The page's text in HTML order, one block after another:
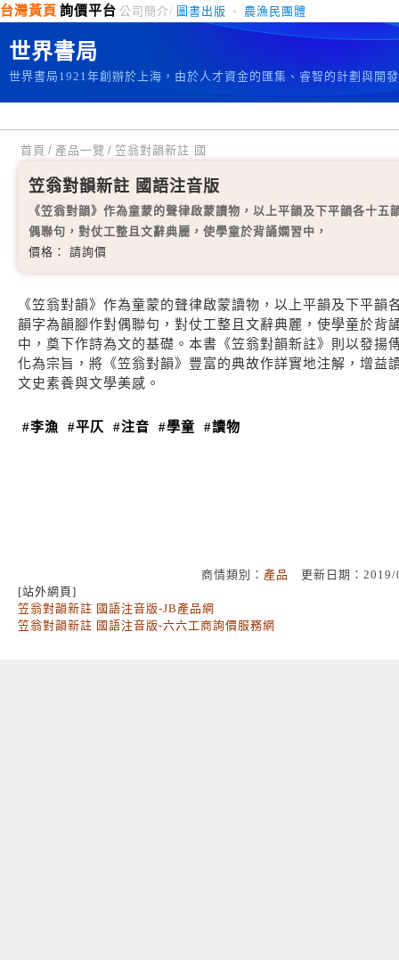
台灣黃頁 詢價平台 公司簡介/ 圖書出版 、 農漁民團體
世界書局
世界書局1921年創辦於上海，由於人才資金的匯集、睿智的計劃與開
首頁 / 產品一覽 / 笠翁對韻新註 國
笠翁對韻新註 國語注音版
《笠翁對韻》作為童蒙的聲律啟蒙讀物，以上平韻及下平韻各十五
偶聯句，對仗工整且文辭典麗，使學童於背誦嫻習中，
價格： 請詢價
《笠翁對韻》作為童蒙的聲律啟蒙讀物，以上平韻及下平韻
韻字為韻腳作對偶聯句，對仗工整且文辭典麗，使學童於背
中，奠下作詩為文的基礎。本書《笠翁對韻新註》則以發揚
化為宗旨，將《笠翁對韻》豐富的典故作詳實地注解，增益
文史素養與文學美感。
#李漁 #平仄 #注音 #學童 #讀物
商情類別： 產品
更新日期：
[站外網頁]
笠翁對韻新註 國語注音版-JB產品網
笠翁對韻新註 國語注音版-六六工商詢價服務網